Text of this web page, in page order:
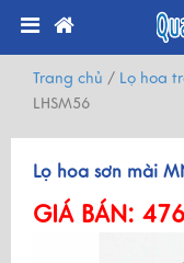
Trang chủ / Lọ hoa
LHSM56
Lọ hoa sơn mài
GIÁ BÁN: